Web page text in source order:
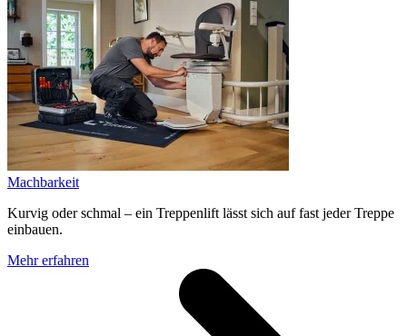
Machbarkeit
Kurvig oder schmal – ein Treppenlift lässt sich auf fast jeder Treppe
einbauen.
Mehr erfahren